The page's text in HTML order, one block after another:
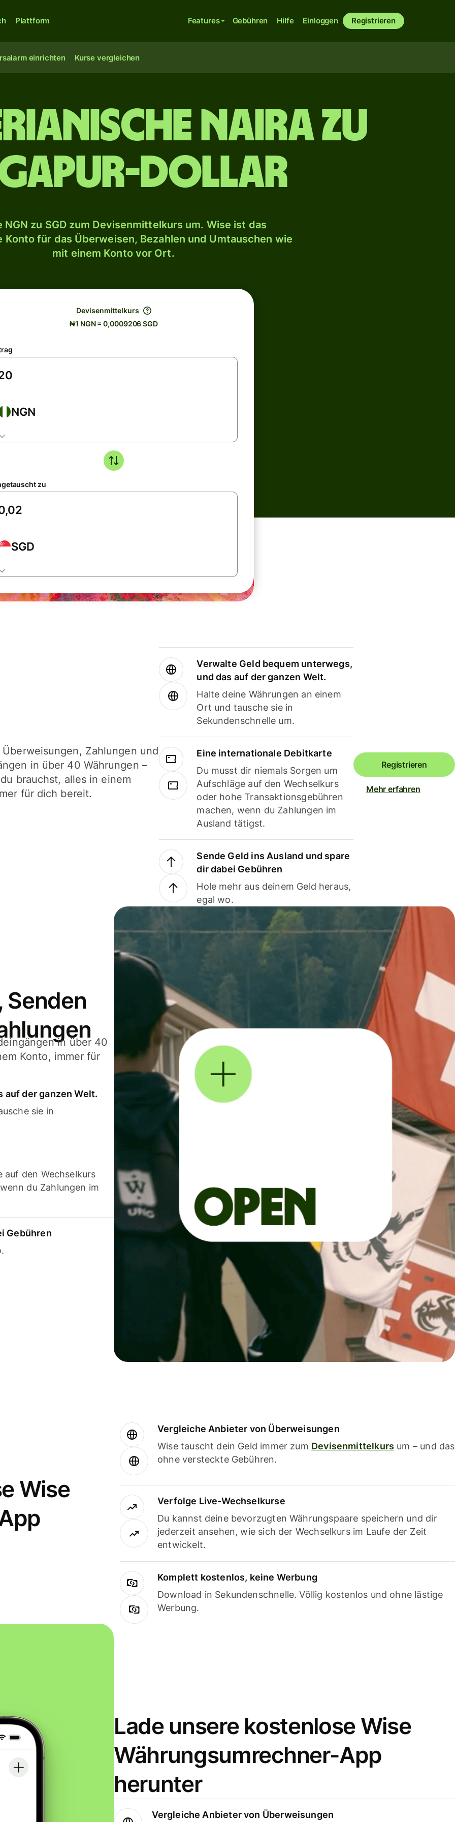
Plattform Features Gebühren Hilfe Einloggen Registrieren
einrichten Kurse vergleichen
Naira zu
Dollar
NGN zu SGD zum Devisenmittelkurs um. Wise ist das
Konto für das Überweisen, Bezahlen und Umtauschen wie
mit einem Konto vor Ort.
Devisenmittelkurs
₦1 NGN = 0,0009206 SGD
NGN
zu
SGD
Zahlungen und
in über 40 Währungen –
brauchst, alles in einem
für dich bereit.
Verwalte Geld bequem unterwegs,
und das auf der ganzen Welt.
Halte deine Währungen an einem
Ort und tausche sie in
Sekundenschnelle um.
Eine internationale Debitkarte
Du musst dir niemals Sorgen um
Aufschläge auf den Wechselkurs
oder hohe Transaktionsgebühren
machen, wenn du Zahlungen im
Ausland tätigst.
Sende Geld ins Ausland und spare
dir dabei Gebühren
Hole mehr aus deinem Geld heraus,
egal wo.
Registrieren
Mehr erfahren
Senden
in über 40
Konto, immer für
auf der ganzen Welt.
sie in
auf den Wechselkurs
du Zahlungen im
Gebühren
Wise
Vergleiche Anbieter von Überweisungen
Wise tauscht dein Geld immer zum Devisenmittelkurs um – und das
ohne versteckte Gebühren.
Verfolge Live-Wechselkurse
Du kannst deine bevorzugten Währungspaare speichern und dir
jederzeit ansehen, wie sich der Wechselkurs im Laufe der Zeit
entwickelt.
Komplett kostenlos, keine Werbung
Download in Sekundenschnelle. Völlig kostenlos und ohne lästige
Werbung.
Lade unsere kostenlose Wise
Währungsumrechner-App
herunter
Vergleiche Anbieter von Überweisungen